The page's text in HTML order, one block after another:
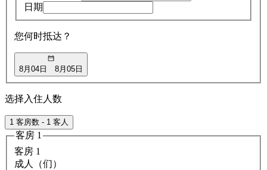
日期
您何时抵达？
8月04日 8月05日
选择入住人数
1 客房数 - 1 客人
客房 1
客房 1
成人（们）